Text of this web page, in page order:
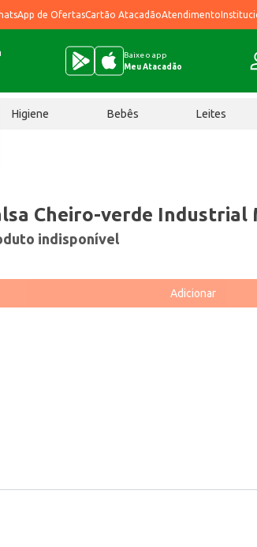
de OfertasCartão AtacadãoAtendimento
Baixe o app
Meu Atacadão
Higiene Bebês Leites
Cheiro-verde Industrial
indisponível
Adicionar